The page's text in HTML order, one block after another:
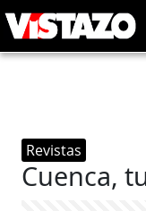
Revistas
Cuenca,